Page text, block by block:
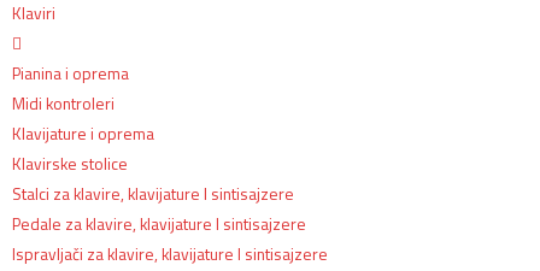
Klaviri
Pianina i oprema
Midi kontroleri
Klavijature i oprema
Klavirske stolice
Stalci za klavire, klavijature I sintisajzere
Pedale za klavire, klavijature I sintisajzere
Ispravljači za klavire, klavijature I sintisajzere